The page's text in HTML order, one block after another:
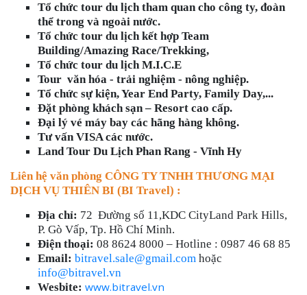
Tổ chức tour du lịch tham quan cho công ty, đoàn
thể trong và ngoài nước.
Tổ chức tour du lịch kết hợp Team
Building/Amazing Race/Trekking,
Tổ chức tour du lịch M.I.C.E
Tour văn hóa - trải nghiệm - nông nghiệp.
Tổ chức sự kiện, Year End Party, Family Day,...
Đặt phòng khách sạn – Resort cao cấp.
Đại lý vé máy bay các hãng hàng không.
Tư vấn VISA các nước.
Land Tour Du Lịch Phan Rang - Vĩnh Hy
Liên hệ văn phòng CÔNG TY TNHH THƯƠNG MẠI
DỊCH VỤ THIÊN BI (BI Travel) :
Địa chỉ: 72 Đường số 11,KDC CityLand Park Hills,
P. Gò Vấp, Tp. Hồ Chí Minh.
Điện thoại: 08 8624 8000 – Hotline : 0987 46 68 85
Email: bitravel.sale@gmail.com hoặc
info@bitravel.vn
Wesbite: www.bitravel.vn